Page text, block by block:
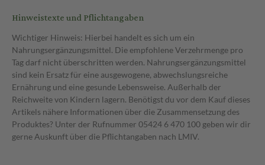
Hinweistexte und Pflichtangaben
Wichtiger Hinweis: Hierbei handelt es sich um ein
Nahrungsergänzungsmittel. Die empfohlene Verzehrmenge pro
Tag darf nicht überschritten werden. Nahrungsergänzungsmittel
sind kein Ersatz für eine ausgewogene, abwechslungsreiche
Ernährung und eine gesunde Lebensweise. Außerhalb der
Reichweite von Kindern lagern. Benötigst du vor dem Kauf dieses
Artikels nähere Informationen über die Zusammensetzung des
Produktes? Unter der Rufnummer 05424 6 470 100 geben wir dir
gerne Auskunft über die Pflichtangaben nach LMIV.